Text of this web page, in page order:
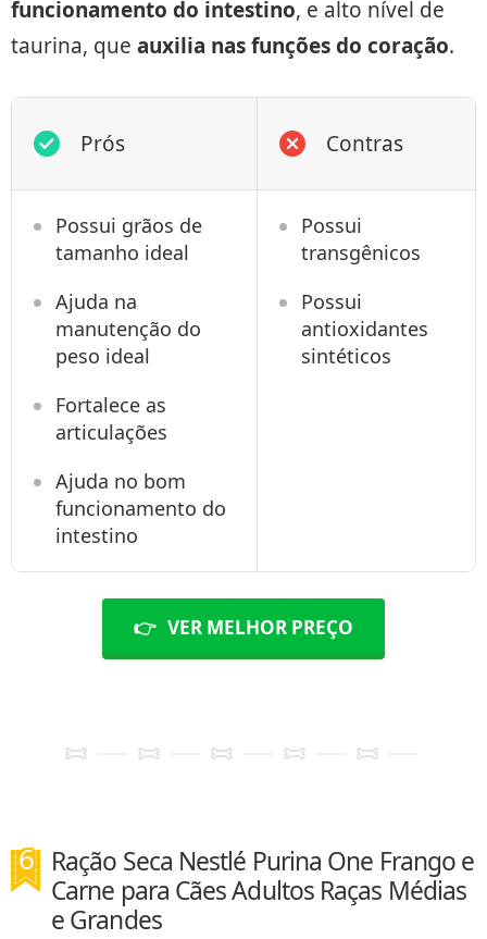
funcionamento do intestino, e alto nível de
taurina, que auxilia nas funções do coração.
Prós Contras
Possui grãos de
tamanho ideal
Possui
transgênicos
Ajuda na
manutenção do
peso ideal
Possui
antioxidantes
sintéticos
Fortalece as
articulações
Ajuda no bom
funcionamento do
intestino
👉 VER MELHOR PREÇO
Ração Seca Nestlé Purina One Frango e
Carne para Cães Adultos Raças Médias
e Grandes